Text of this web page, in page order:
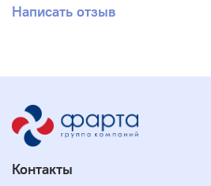
Написать отзыв
Контакты